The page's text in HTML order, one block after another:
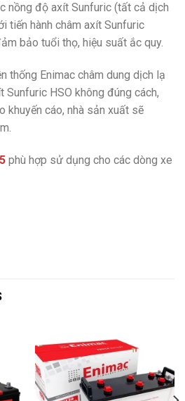
nồng độ axít Sunfuric (tất cả dịch
tiến hành châm axít Sunfuric
bảo tuổi thọ, hiệu suất ắc quy.
thống Enimac châm dung dịch lạ
Sunfuric HSO không đúng cách,
khuyến cáo, nhà sản xuất sẽ
phù hợp sử dụng cho các dòng xe